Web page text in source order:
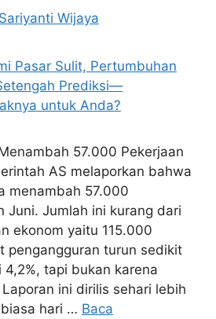
Sariyanti Wijaya
57.000 Pekerjaan
AS melaporkan bahwa
menambah 57.000
Juni. Jumlah ini kurang dari
ekonom yaitu 115.000
pengangguran turun sedikit
tapi bukan karena
ini dirilis sehari lebih
hari … Baca